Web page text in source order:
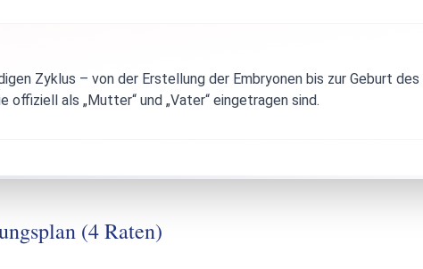
Zyklus – von der Erstellung der Embryonen bis zur Geburt des
als „Mutter“ und „Vater“ eingetragen sind.
(4 Raten)